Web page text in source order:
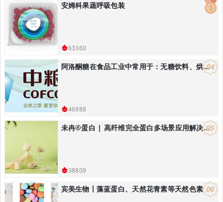
安姆科果蔬呼吸包装
63360
阿洛酮糖在食品工业中常用于：无糖饮料、烘焙食品：替代蔗糖降低热量
46988
未冉®️蛋白 | 高纤维完全蛋白多场景应用解决方案
38809
宾美生物丨藻蓝蛋白、天然花青素等天然色素